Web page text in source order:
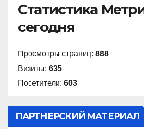
Статистика
сегодня
Просмотры страниц: 888
Визиты: 635
Посетители: 603
ПАРТНЕРСКИЙ МАТЕРИАЛ